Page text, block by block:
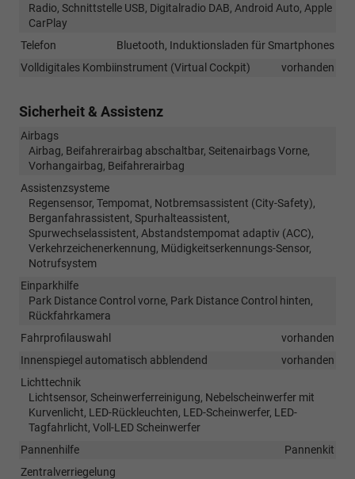
Radio, Schnittstelle USB, Digitalradio DAB, Android Auto, Apple
CarPlay
Telefon
Bluetooth, Induktionsladen für Smartphones
Volldigitales Kombiinstrument (Virtual Cockpit)
vorhanden
Sicherheit & Assistenz
Airbags
Airbag, Beifahrerairbag abschaltbar, Seitenairbags Vorne,
Vorhangairbag, Beifahrerairbag
Assistenzsysteme
Regensensor, Tempomat, Notbremsassistent (City-Safety),
Berganfahrassistent, Spurhalteassistent,
Spurwechselassistent, Abstandstempomat adaptiv (ACC),
Verkehrzeichenerkennung, Müdigkeitserkennungs-Sensor,
Notrufsystem
Einparkhilfe
Park Distance Control vorne, Park Distance Control hinten,
Rückfahrkamera
Fahrprofilauswahl
vorhanden
Innenspiegel automatisch abblendend
vorhanden
Lichttechnik
Lichtsensor, Scheinwerferreinigung, Nebelscheinwerfer mit
Kurvenlicht, LED-Rückleuchten, LED-Scheinwerfer, LED-
Tagfahrlicht, Voll-LED Scheinwerfer
Pannenhilfe
Pannenkit
Zentralverriegelung